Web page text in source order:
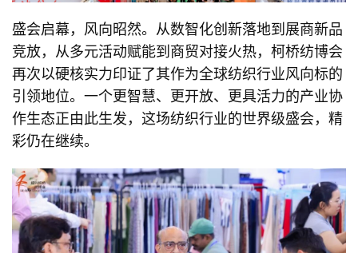
盛会启幕，风向昭然。从数智化创新落地到展商新品
竞放，从多元活动赋能到商贸对接火热，柯桥纺博会
再次以硬核实力印证了其作为全球纺织行业风向标的
引领地位。一个更智慧、更开放、更具活力的产业协
作生态正由此生发，这场纺织行业的世界级盛会，精
彩仍在继续。